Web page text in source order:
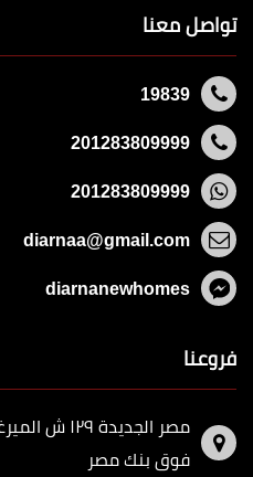
تواصل معنا
19839
201283809999
201283809999
diarnaa@gmail.com
diarnanewhomes
فروعنا
مصر
فوق بنك مصر